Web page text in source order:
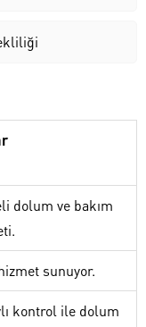
dolum ve bakım
sunuyor.
kontrol ile dolum